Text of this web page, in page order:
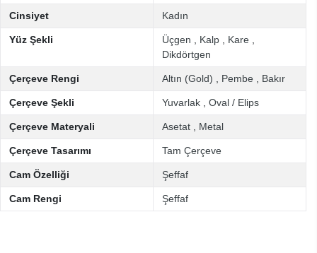
Cinsiyet Kadın
Yüz Şekli Üçgen Kalp Kare
Dikdörtgen
Çerçeve Rengi Altın (Gold) Pembe Bakır
Çerçeve Şekli Yuvarlak Oval / Elips
Çerçeve Materyali Asetat Metal
Çerçeve Tasarımı Tam Çerçeve
Cam Özelliği Şeffaf
Cam Rengi Şeffaf